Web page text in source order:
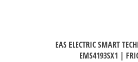
EAS ELECTRIC SMART
EMS4193SX1 |